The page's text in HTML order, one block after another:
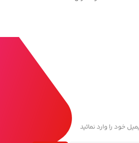
خود را وارد نمائید